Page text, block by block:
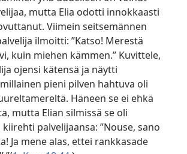
mutta Elia odotti innokkaasti
Viimein seitsemännen
ilmoitti: ”Katso! Merestä
kuin miehen kämmen.” Kuvittele,
ojensi kätensä ja näytti
pieni pilven hahtuva oli
Häneen se ei ehkä
mutta Elian silmissä se oli
palvelijaansa: ”Nouse, sano
Ja mene alas, ettei rankkasade